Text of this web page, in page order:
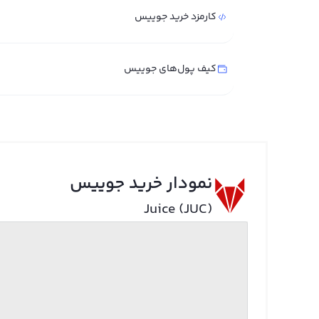
کارمزد خرید جوییس
کیف پول‌های جوییس
نمودار خرید جوییس
Juice (JUC)